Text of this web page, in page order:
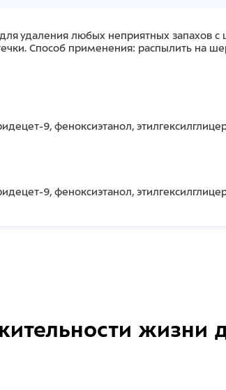
удаления любых неприятных запахов
Способ применения: распылить на
9, феноксиэтанол,
9, феноксиэтанол,
жизни